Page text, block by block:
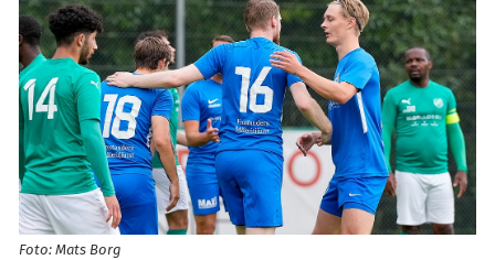
Foto: Mats Borg